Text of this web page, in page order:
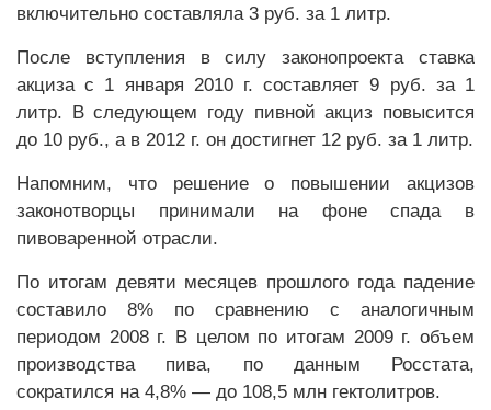
включительно составляла 3 руб. за 1 литр.
После вступления в силу законопроекта ставка
акциза с 1 января 2010 г. составляет 9 руб. за 1
литр. В следующем году пивной акциз повысится
до 10 руб., а в 2012 г. он достигнет 12 руб. за 1 литр.
Напомним, что решение о повышении акцизов
законотворцы принимали на фоне спада в
пивоваренной отрасли.
По итогам девяти месяцев прошлого года падение
составило 8% по сравнению с аналогичным
периодом 2008 г. В целом по итогам 2009 г. объем
производства пива, по данным Росстата,
сократился на 4,8% — до 108,5 млн гектолитров.